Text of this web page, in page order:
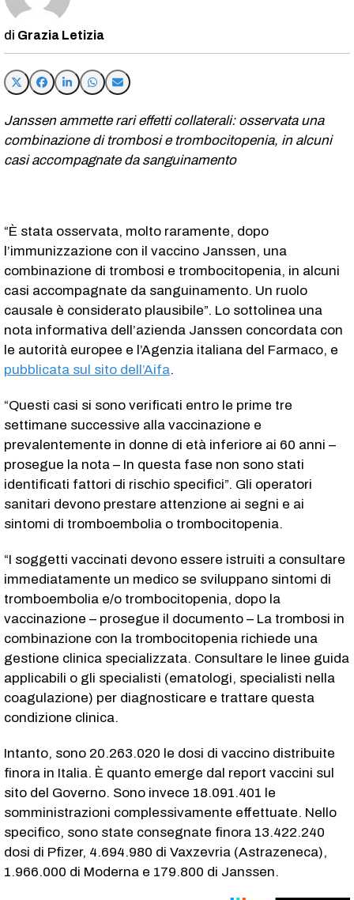
Grazia Letizia
Janssen ammette rari effetti collaterali: osservata una
combinazione di trombosi e trombocitopenia, in alcuni
casi accompagnate da sanguinamento
“È stata osservata, molto raramente, dopo
l’immunizzazione con il vaccino Janssen, una
combinazione di trombosi e trombocitopenia, in alcuni
casi accompagnate da sanguinamento. Un ruolo
causale è considerato plausibile”. Lo sottolinea una
nota informativa dell’azienda Janssen concordata con
le autorità europee e l’Agenzia italiana del Farmaco, e
pubblicata sul sito dell’Aifa.
“Questi casi si sono verificati entro le prime tre
settimane successive alla vaccinazione e
prevalentemente in donne di età inferiore ai 60 anni –
prosegue la nota – In questa fase non sono stati
identificati fattori di rischio specifici”. Gli operatori
sanitari devono prestare attenzione ai segni e ai
sintomi di tromboembolia o trombocitopenia.
“I soggetti vaccinati devono essere istruiti a consultare
immediatamente un medico se sviluppano sintomi di
tromboembolia e/o trombocitopenia, dopo la
vaccinazione – prosegue il documento – La trombosi in
combinazione con la trombocitopenia richiede una
gestione clinica specializzata. Consultare le linee guida
applicabili o gli specialisti (ematologi, specialisti nella
coagulazione) per diagnosticare e trattare questa
condizione clinica.
Intanto, sono 20.263.020 le dosi di vaccino distribuite
finora in Italia. È quanto emerge dal report vaccini sul
sito del Governo. Sono invece 18.091.401 le
somministrazioni complessivamente effettuate. Nello
specifico, sono state consegnate finora 13.422.240
dosi di Pfizer, 4.694.980 di Vaxzevria (Astrazeneca),
1.966.000 di Moderna e 179.800 di Janssen.